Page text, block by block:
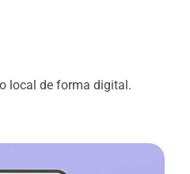
local de forma digital.